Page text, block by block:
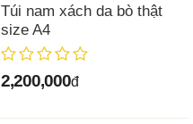
Túi nam xách da bò thật
size A4
2,200,000đ